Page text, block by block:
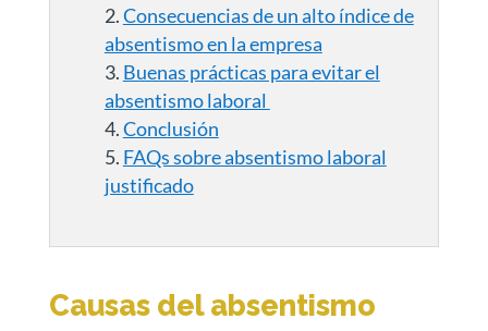
Consecuencias de un alto índice de
absentismo en la empresa
Buenas prácticas para evitar el
absentismo laboral
Conclusión
FAQs sobre absentismo laboral
justificado
Causas del absentismo